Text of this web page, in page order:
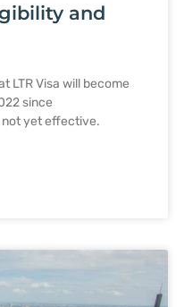
and
LTR Visa will become
since
not yet effective.